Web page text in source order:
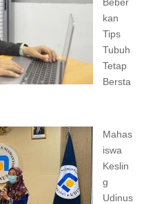
kan
Tips
Tubuh
Tetap
Bersta
Mahas
iswa
Keslin
g
Udinus